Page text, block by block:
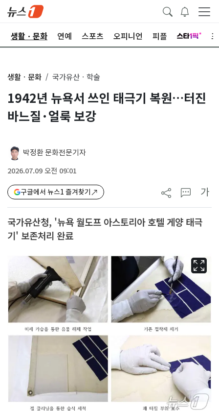
생활ㆍ문화 연예 스포츠 오피니언 피플
생활ㆍ문화 국가유산ㆍ학술
1942년 뉴욕서 쓰인 태극기 복원…터진
바느질·얼룩 보강
박정환 문화전문기자
2026.07.09 오전 09:01
구글에서 뉴스1 즐겨찾기 가
국가유산청, '뉴욕 월도프 아스토리아 호텔 게양 태극
기' 보존처리 완료